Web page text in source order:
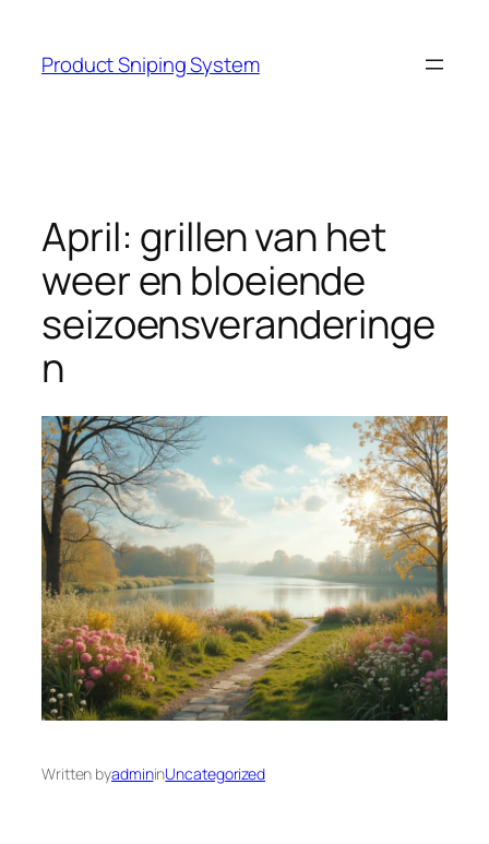
content
Product Sniping System
April: grillen van het
weer en bloeiende
seizoensveranderinge
n
Written byadmininUncategorized